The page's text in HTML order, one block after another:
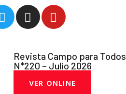
Revista Campo para Todos
N*220 – Julio 2026
VER ONLINE